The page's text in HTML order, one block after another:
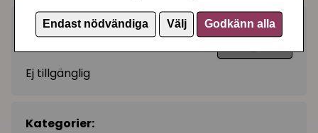
Endast nödvändiga Välj Godkänn alla
159 kr Utgått
Ej tillgänglig
Kategorier: